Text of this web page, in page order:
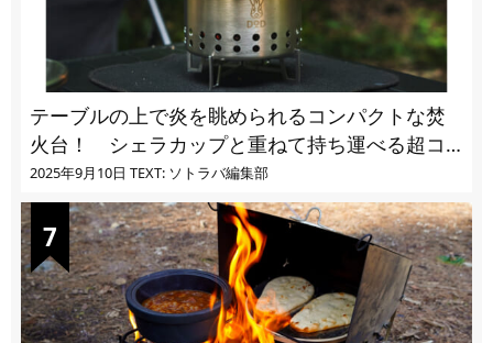
テーブルの上で炎を眺められるコンパクトな焚
火台！ シェラカップと重ねて持ち運べる超コ
ンパクト収納
2025年9月10日 TEXT: ソトラバ編集部